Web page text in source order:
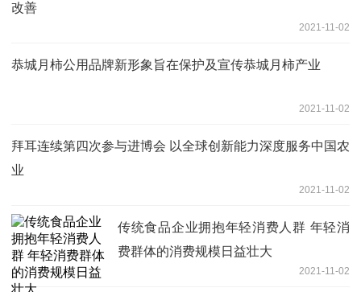
改善
2021-11-02
恭城月柿公用品牌新形象旨在保护及宣传恭城月柿产业
2021-11-02
拜耳连续第四次参与进博会 以全球创新能力深度服务中国农
业
2021-11-02
传统食品企业拥抱年轻消费人群 年轻消
费群体的消费规模日益壮大
2021-11-02